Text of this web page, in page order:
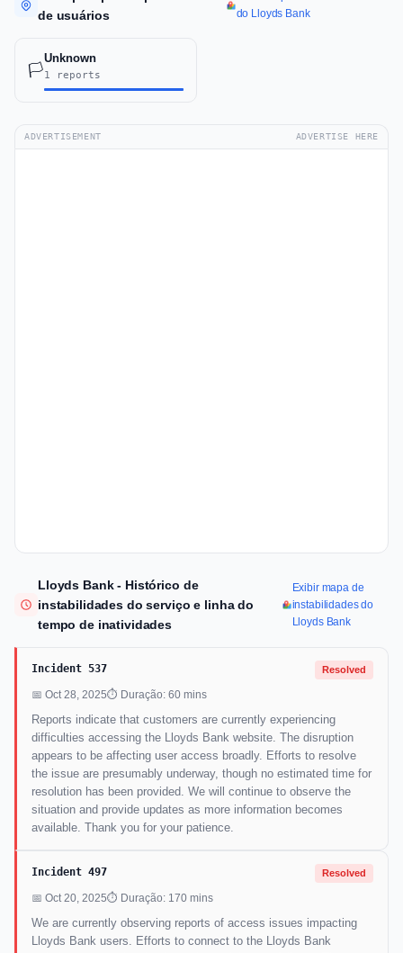
de usuários
do Lloyds Bank
🏳️
Unknown
1 reports
ADVERTISEMENT ADVERTISE HERE
Lloyds Bank - Histórico de
instabilidades do serviço e linha do
tempo de inatividades
Exibir mapa de
instabilidades do
Lloyds Bank
Incident 537 Resolved
📅 Oct 28, 2025⏱ Duração: 60 mins
Reports indicate that customers are currently experiencing
difficulties accessing the Lloyds Bank website. The disruption
appears to be affecting user access broadly. Efforts to resolve
the issue are presumably underway, though no estimated time for
resolution has been provided. We will continue to observe the
situation and provide updates as more information becomes
available. Thank you for your patience.
Incident 497 Resolved
📅 Oct 20, 2025⏱ Duração: 170 mins
We are currently observing reports of access issues impacting
Lloyds Bank users. Efforts to connect to the Lloyds Bank